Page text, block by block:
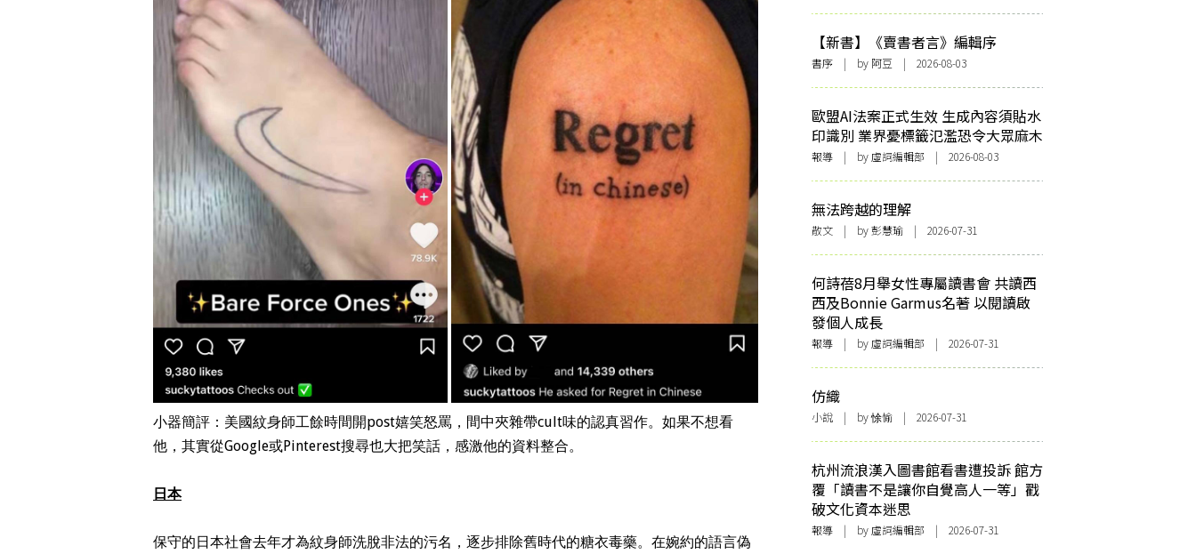
小器簡評：美國紋身師工餘時間開post嬉笑怒罵，間中夾雜帶cult味的認真習作。如果不想看
他，其實從Google或Pinterest搜尋也大把笑話，感激他的資料整合。
日本
保守的日本社會去年才為紋身師洗脫非法的污名，逐步排除舊時代的糖衣毒藥。在婉約的語言偽
【新書】《賣書者言》編輯序
書序 | by 阿豆 | 2026-08-03
歐盟AI法案正式生效 生成內容須貼水
印識別 業界憂標籤氾濫恐令大眾麻木
報導 | by 虛詞編輯部 | 2026-08-03
無法跨越的理解
散文 | by 彭慧瑜 | 2026-07-31
何詩蓓8月舉女性專屬讀書會 共讀西
西及Bonnie Garmus名著 以閱讀啟
發個人成長
報導 | by 虛詞編輯部 | 2026-07-31
仿織
小說 | by 悇愉 | 2026-07-31
杭州流浪漢入圖書館看書遭投訴 館方
覆「讀書不是讓你自覺高人一等」戳
破文化資本迷思
報導 | by 虛詞編輯部 | 2026-07-31